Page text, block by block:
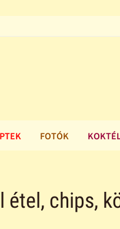
FOTÓK
étel, chips,